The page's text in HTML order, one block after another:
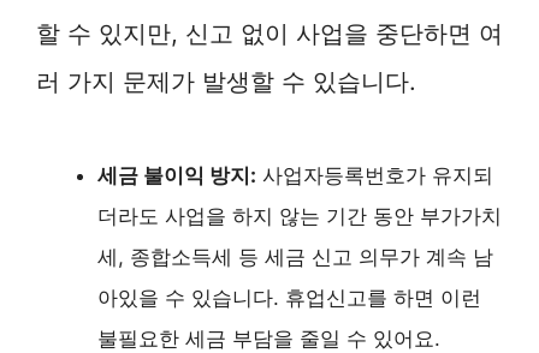
할 수 있지만, 신고 없이 사업을 중단하면 여
러 가지 문제가 발생할 수 있습니다.
세금 불이익 방지: 사업자등록번호가 유지되
더라도 사업을 하지 않는 기간 동안 부가가치
세, 종합소득세 등 세금 신고 의무가 계속 남
아있을 수 있습니다. 휴업신고를 하면 이런
불필요한 세금 부담을 줄일 수 있어요.